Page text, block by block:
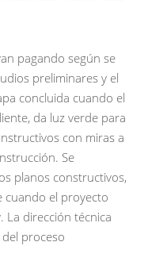
pagando según se
preliminares y el
concluida cuando el
da luz verde para
con miras a
Se
planos constructivos,
cuando el proyecto
La dirección técnica
proceso